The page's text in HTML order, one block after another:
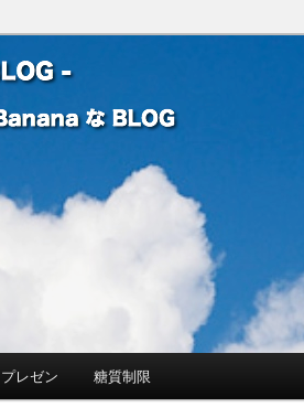
's BLOG -
プレゼン 糖質制限